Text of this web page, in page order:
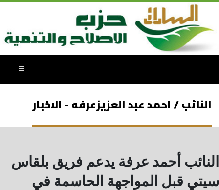
النائب / احمد عبد العزيزعرفه - الاخبار
النائب أحمد عرفة يدعم فريق بلقاس
سيتي قبل المواجهة الحاسمة في